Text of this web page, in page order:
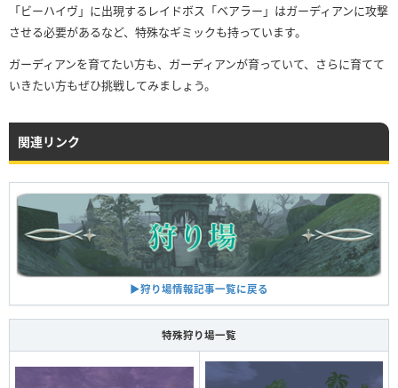
「ビーハイヴ」に出現するレイドボス「ベアラー」はガーディアンに攻撃
させる必要があるなど、特殊なギミックも持っています。
ガーディアンを育てたい方も、ガーディアンが育っていて、さらに育てて
いきたい方もぜひ挑戦してみましょう。
関連リンク
▶︎狩り場情報記事一覧に戻る
特殊狩り場一覧